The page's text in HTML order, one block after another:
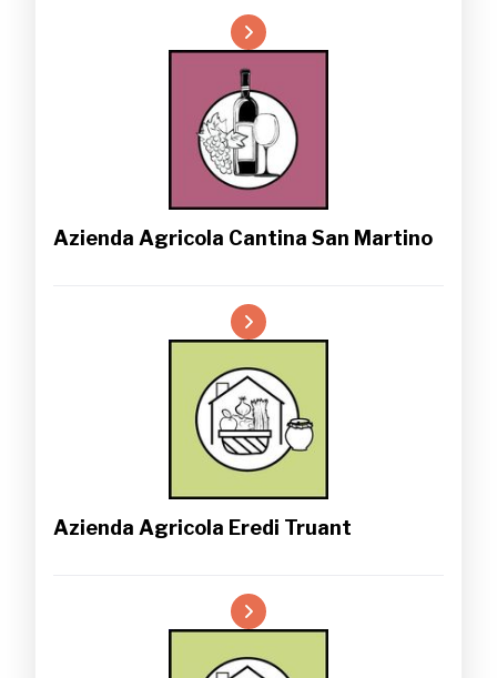
Azienda Agricola Cantina San Martino
Azienda Agricola Eredi Truant